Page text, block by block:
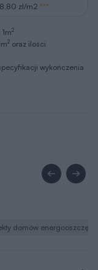
zł/m2 ***
2
2 oraz ilości
wykończenia
domów